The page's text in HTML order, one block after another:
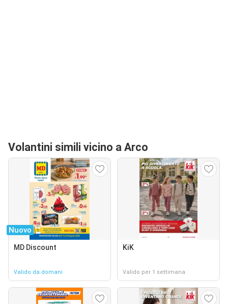
Volantini simili vicino a Arco
Nuovo
MD Discount
Valido da domani
KiK
Valido per 1 settimana